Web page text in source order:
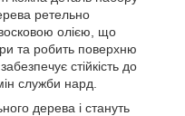
ретельно
олією, що
та робить поверхню
стійкість до
служби нард.
дерева і стануть